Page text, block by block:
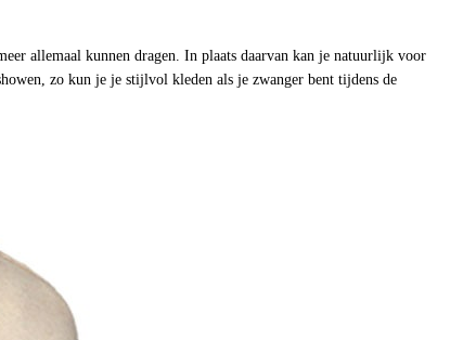
allemaal kunnen dragen. In plaats daarvan kan je natuurlijk voor
zo kun je je stijlvol kleden als je zwanger bent tijdens de